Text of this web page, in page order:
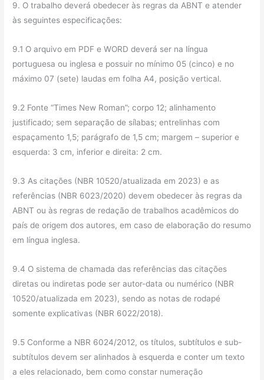
9. O trabalho deverá obedecer às regras da ABNT e atender
às seguintes especificações:
9.1 O arquivo em PDF e WORD deverá ser na língua
portuguesa ou inglesa e possuir no mínimo 05 (cinco) e no
máximo 07 (sete) laudas em folha A4, posição vertical.
9.2 Fonte “Times New Roman”; corpo 12; alinhamento
justificado; sem separação de sílabas; entrelinhas com
espaçamento 1,5; parágrafo de 1,5 cm; margem – superior e
esquerda: 3 cm, inferior e direita: 2 cm.
9.3 As citações (NBR 10520/atualizada em 2023) e as
referências (NBR 6023/2020) devem obedecer às regras da
ABNT ou às regras de redação de trabalhos acadêmicos do
país de origem dos autores, em caso de elaboração do resumo
em língua inglesa.
9.4 O sistema de chamada das referências das citações
diretas ou indiretas pode ser autor-data ou numérico (NBR
10520/atualizada em 2023), sendo as notas de rodapé
somente explicativas (NBR 6022/2018).
9.5 Conforme a NBR 6024/2012, os títulos, subtítulos e sub-
subtítulos devem ser alinhados à esquerda e conter um texto
a eles relacionado, bem como constar numeração